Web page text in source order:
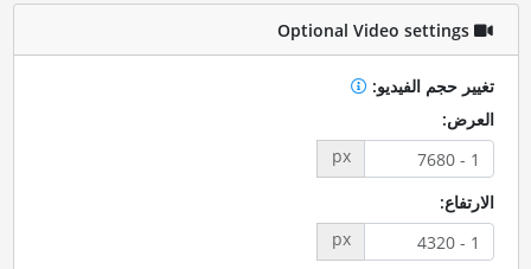
Optional Video settings
تغيير حجم الفيديو:
العرض:
px
الارتفاع:
px